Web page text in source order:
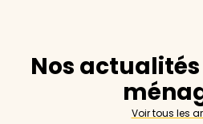
Nos
Voir tous les